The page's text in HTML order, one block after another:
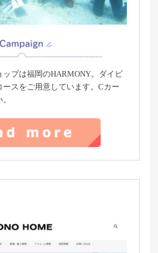
プは福岡のHARMONY。ダイビ
ースをご用意しています。Cカー